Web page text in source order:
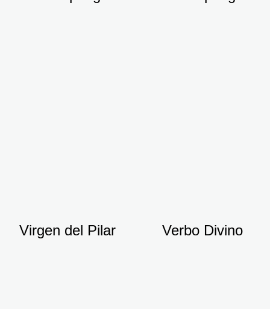
Virgen del Pilar Verbo Divino